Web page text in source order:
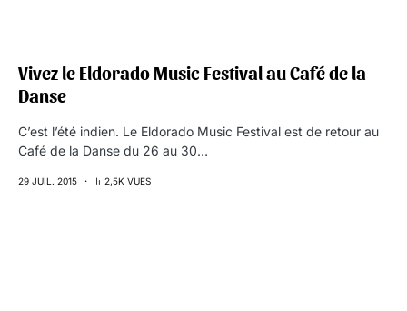
Vivez le Eldorado Music Festival au Café de la
Danse
C’est l’été indien. Le Eldorado Music Festival est de retour au
Café de la Danse du 26 au 30…
29 JUIL. 2015 2,5K VUES